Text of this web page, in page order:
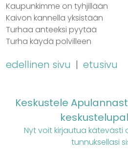
Kaupunkimme on tyhjillään
Kaivon kannella yksistään
Turhaa anteeksi pyytää
Turha käydä polvilleen
edellinen sivu | etusivu
Keskustele
Nyt voit kirjautua kätevästi
tunnuksellasi